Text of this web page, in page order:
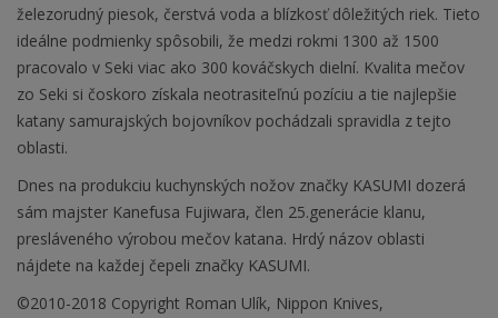
železorudný piesok, čerstvá voda a blízkosť dôležitých riek. Tieto
ideálne podmienky spôsobili, že medzi rokmi 1300 až 1500
pracovalo v Seki viac ako 300 kováčskych dielní. Kvalita mečov
zo Seki si čoskoro získala neotrasiteľnú pozíciu a tie najlepšie
katany samurajských bojovníkov pochádzali spravidla z tejto
oblasti.
Dnes na produkciu kuchynských nožov značky KASUMI dozerá
sám majster Kanefusa Fujiwara, člen 25.generácie klanu,
presláveného výrobou mečov katana. Hrdý názov oblasti
nájdete na každej čepeli značky KASUMI.
©2010-2018 Copyright Roman Ulík, Nippon Knives,